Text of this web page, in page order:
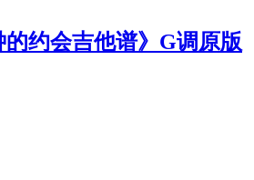
的约会吉他谱》G调原版